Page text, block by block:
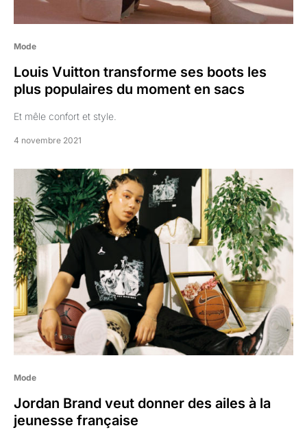
Mode
Louis Vuitton transforme ses boots les
plus populaires du moment en sacs
Et mêle confort et style.
4 novembre 2021
Mode
Jordan Brand veut donner des ailes à la
jeunesse française